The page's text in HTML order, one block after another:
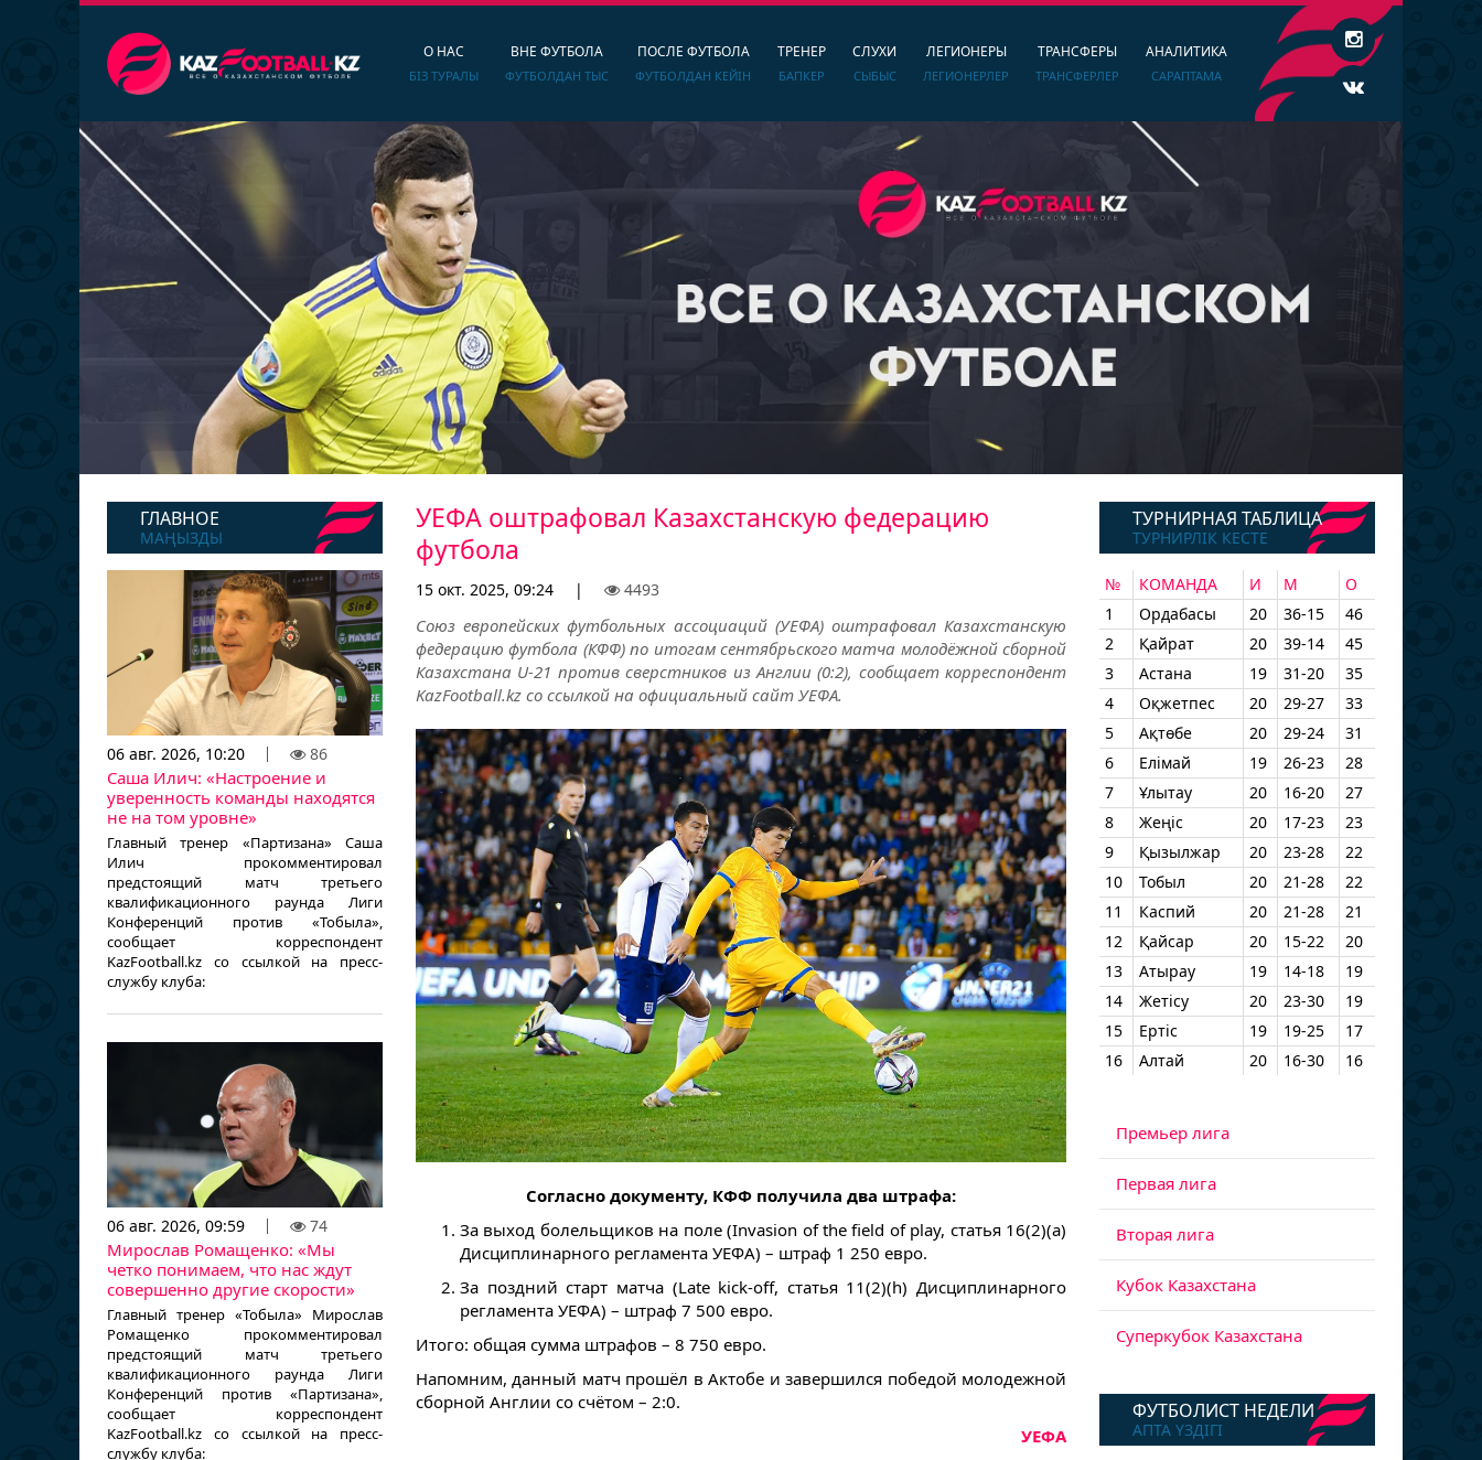
О НАС
БІЗ ТУРАЛЫ
ВНЕ ФУТБОЛА
ФУТБОЛДАН ТЫС
ПОСЛЕ ФУТБОЛА
ФУТБОЛДАН КЕЙІН
ТРЕНЕР
БАПКЕР
СЛУХИ
СЫБЫС
ЛЕГИОНЕРЫ
ЛЕГИОНЕРЛЕР
ТРАНСФЕРЫ
ТРАНСФЕРЛЕР
АНАЛИТИКА
САРАПТАМА
ГЛАВНОЕ
МАҢЫЗДЫ
06 авг. 2026, 10:20 86
Саша Илич: «Настроение и
уверенность команды находятся
не на том уровне»
Главный тренер «Партизана» Саша
Илич прокомментировал
предстоящий матч третьего
квалификационного раунда Лиги
Конференций против «Тобыла»,
сообщает корреспондент
KazFootball.kz со ссылкой на пресс-
службу клуба:
06 авг. 2026, 09:59 74
Мирослав Ромащенко: «Мы
четко понимаем, что нас ждут
совершенно другие скорости»
Главный тренер «Тобыла» Мирослав
Ромащенко прокомментировал
предстоящий матч третьего
квалификационного раунда Лиги
Конференций против «Партизана»,
сообщает корреспондент
KazFootball.kz со ссылкой на пресс-
службу клуба:
УЕФА оштрафовал Казахстанскую федерацию
футбола
15 окт. 2025, 09:24 | 4493
Союз европейских футбольных ассоциаций (УЕФА) оштрафовал Казахстанскую
федерацию футбола (КФФ) по итогам сентябрьского матча молодёжной сборной
Казахстана U-21 против сверстников из Англии (0:2), сообщает корреспондент
KazFootball.kz со ссылкой на официальный сайт УЕФА.
Согласно документу, КФФ получила два штрафа:
За выход болельщиков на поле (Invasion of the field of play, статья 16(2)(a)
Дисциплинарного регламента УЕФА) – штраф 1 250 евро.
За поздний старт матча (Late kick-off, статья 11(2)(h) Дисциплинарного
регламента УЕФА) – штраф 7 500 евро.
Итого: общая сумма штрафов – 8 750 евро.
Напомним, данный матч прошёл в Актобе и завершился победой молодежной
сборной Англии со счётом – 2:0.
УЕФА
ТУРНИРНАЯ ТАБЛИЦА
ТУРНИРЛІК КЕСТЕ
№ КОМАНДА И М
О
1
Ордабасы 20 36-15
46
2
Қайрат 20 39-14
45
3
Астана 19 31-20
35
4
Оқжетпес 20 29-27
33
5
Ақтөбе 20 29-24
31
6
Елімай 19 26-23
28
7
Ұлытау 20 16-20
27
8
Жеңіс 20 17-23
23
9
Қызылжар 20 23-28
22
10
Тобыл 20 21-28
22
11
Каспий 20 21-28
21
12
Қайсар 20 15-22
20
13
Атырау 19 14-18
19
14
Жетісу 20 23-30
19
15
Ертіс 19 19-25
17
16
Алтай 20 16-30 16
Премьер лига
Первая лига
Вторая лига
Кубок Казахстана
Суперкубок Казахстана
ФУТБОЛИСТ НЕДЕЛИ
АПТА ҮЗДІГІ